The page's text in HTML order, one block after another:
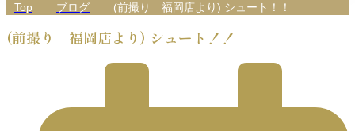
Top ブログ (前撮り 福岡店より) シュート！！
(前撮り 福岡店より) シュート！！